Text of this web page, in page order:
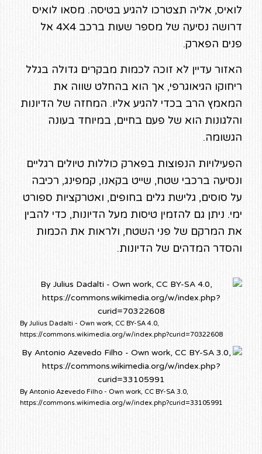
לואיס, אליה תצטרכו להגיע בטיסה. מסאו לואיס
דרושה נסיעה של מספר שעות ברכב 4X4 אל
פנים הפארק.
האזור עדיין לא זוכה לכמות מבקרים גדולה בגלל
ריחוקו הגיאוגרפי, אך הוא בהחלט שווה את
המאמץ הרב בכדי להגיע אליו. המחזה של הדיונות
והלגונות הוא של פעם בחיים, במיוחד בעונה
הגשומה.
הפעילויות הנפוצות בפארק כוללות טיולים רגליים
ונסיעה ברכבי שטח, שייט בקאנו, קמפינג, רכיבה
על סוסים, גלישת גלים בחופים, ואטרקציות ספורט
ימי. ניתן גם להזמין טיסות מעל הדיונות, כדי להבין
את המרקם של פני השטח, ולראות את הכמות
והסדר המדהים של הדיונות.
By Julius Dadalti - Own work, CC BY-SA 4.0,
https://commons.wikimedia.org/w/index.php?curid=70322608
By Antonio Azevedo Filho - Own work, CC BY-SA 3.0,
https://commons.wikimedia.org/w/index.php?curid=33105991